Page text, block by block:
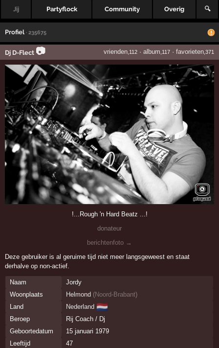
Jij Partyflock Community Overig 🔍
Profiel · 235675
Dj D-Flect 📷 vrienden,112· album ,117· favorieten,371
!...Rough 'n Hard Beatz ...!
donateur
berichtenfoto →
Deze gebruiker is al geruime tijd niet meer langsgeweest en staat
derhalve op non-actief.
Naam
Jordy
Woonplaats
Helmond (Noord-Brabant)
Land
Nederland 🇳🇱
Beroep
Rij Coach / Dj
Geboortedatum
15 januari 1979
Leeftijd
47